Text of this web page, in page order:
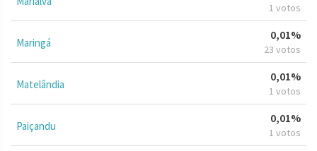
1 votos
Maringá
0,01%
23 votos
Matelândia
0,01%
1 votos
Paiçandu
0,01%
1 votos